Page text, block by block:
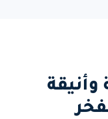
وأنيقة